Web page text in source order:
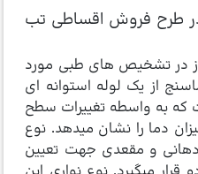
طرح فروش اقساطی تب
در تشخیص های طبی مورد
از یک لوله­ استوانه ای
به واسطه تغییرات سطح
دما را نشان می­دهد. نوع
دهانی و مقعدی جهت تعیین